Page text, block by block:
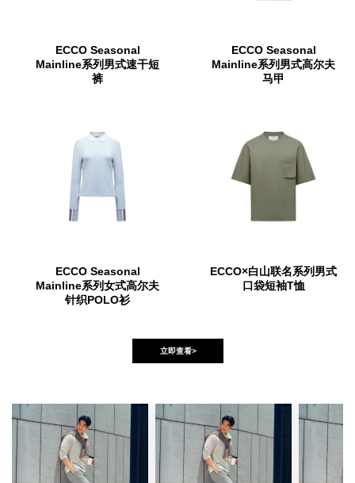
ECCO Seasonal
Mainline系列男式速干短
裤
ECCO Seasonal
Mainline系列男式高尔夫
马甲
ECCO Seasonal
Mainline系列女式高尔夫
针织POLO衫
ECCO×白山联名系列男式
口袋短袖T恤
立即查看>